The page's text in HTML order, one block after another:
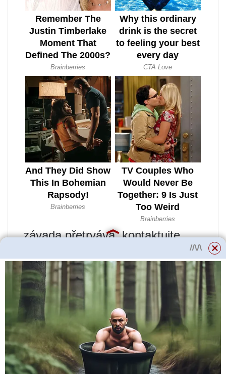
závada přetrvává, kontaktujte
Ztráta plamene při provozu kotle
(hodnota ionizačního proudu je
pod přípustnou hodnotou)
Kontaktujte servisní organizaci
Minimální hodnota otáček
ventilátoru